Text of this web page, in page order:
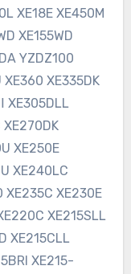
XE18E XE450M
XE155WD
YZDZ100
XE335DK
XE305DLL
XE250E
XE240LC
XE230E
XE215SLL
XE215CLL
XE215-